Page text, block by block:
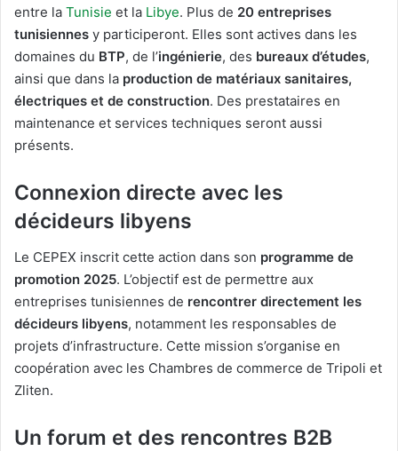
entre la Tunisie et la Libye. Plus de 20 entreprises
tunisiennes y participeront. Elles sont actives dans les
domaines du BTP, de l’ingénierie, des bureaux d’études,
ainsi que dans la production de matériaux sanitaires,
électriques et de construction. Des prestataires en
maintenance et services techniques seront aussi
présents.
Connexion directe avec les
décideurs libyens
Le CEPEX inscrit cette action dans son programme de
promotion 2025. L’objectif est de permettre aux
entreprises tunisiennes de rencontrer directement les
décideurs libyens, notamment les responsables de
projets d’infrastructure. Cette mission s’organise en
coopération avec les Chambres de commerce de Tripoli et
Zliten.
Un forum et des rencontres B2B